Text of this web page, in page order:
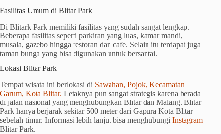
Fasilitas Umum di Blitar Park
Di Blitark Park memiliki fasilitas yang sudah sangat lengkap.
Beberapa fasilitas seperti parkiran yang luas, kamar mandi,
musala, gazebo hingga restoran dan cafe. Selain itu terdapat juga
taman bunga yang bisa digunakan untuk bersantai.
Lokasi Blitar Park
Tempat wisata ini berlokasi di Sawahan, Pojok, Kecamatan
Garum, Kota Blitar. Letaknya pun sangat strategis karena berada
di jalan nasional yang menghubungkan Blitar dan Malang. Blitar
Park hanya berjarak sekitar 500 meter dari Gapura Kota Blitar
sebelah timur. Informasi lebih lanjut bisa menghubungi Instagram
Blitar Park.